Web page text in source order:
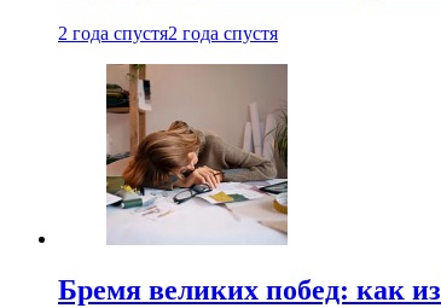
2 года спустя2 года спустя
Бремя великих побед: как